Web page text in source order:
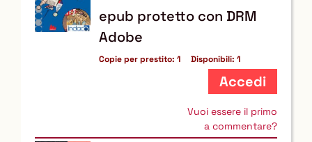
epub protetto con DRM
Adobe
Copie per prestito: 1 Disponibili: 1
Accedi
Vuoi essere il primo
a commentare?